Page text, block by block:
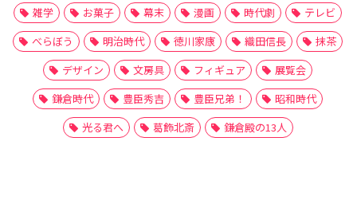
雑学
お菓子 幕末 漫画 時代劇
テレビ
べらぼう
明治時代 徳川家康 織田信長
抹茶
デザイン
文房具 フィギュア
展覧会
鎌倉時代
豊臣秀吉 豊臣兄弟！
昭和時代
光る君へ
葛飾北斎 鎌倉殿の13人